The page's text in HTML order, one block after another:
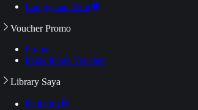
Langganan Aktif
Voucher Promo
Promo
Pakai Kode Voucher
Library Saya
Daftarku